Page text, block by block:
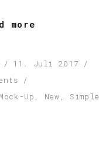
more
11. Juli 2017
Mock-Up New Simple